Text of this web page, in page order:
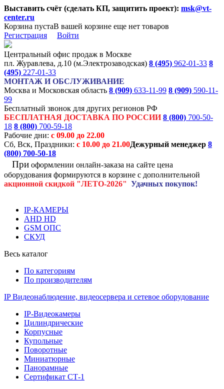
Выставить счёт (сделать КП, защитить проект): msk@vt-
center.ru
Корзина пустаВ вашей корзине еще нет товаров
Регистрация
Войти
Центральный офис продаж в Москве
пл. Журавлева, д.10 (м.Электрозаводская) 8 (495) 962-01-33 8
(495) 227-01-33
МОНТАЖ И ОБСЛУЖИВАНИЕ
Москва и Московская область 8 (909) 633-11-99 8 (909) 590-11-
99
Бесплатный звонок для других регионов РФ
БЕСПЛАТНАЯ ДОСТАВКА ПО РОССИИ 8 (800) 700-50-
18 8 (800) 700-59-18
Рабочие дни: с 09.00 до 22.00
Сб, Вск, Праздники: с 10.00 до 21.00Дежурный менеджер 8
(800) 700-50-18
При оформлении онлайн-заказа на сайте цена
оборудования формируются в корзине с дополнительной
акционной скидкой "ЛЕТО-2026" Удачных покупок!
IP-КАМЕРЫ
AHD HD
GSM ОПС
СКУД
Весь каталог
По категориям
По производителям
IP Видеонаблюдение, видеосервера и сетевое оборудование
IP-Видеокамеры
Цилиндрические
Корпусные
Купольные
Поворотные
Миниатюрные
Панорамные
Сертификат СТ-1